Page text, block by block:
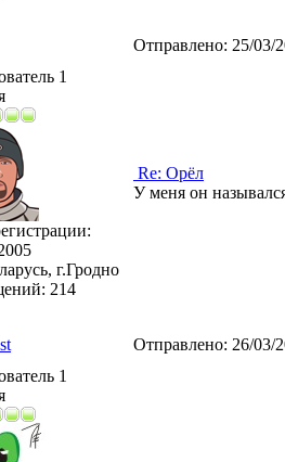
Отправлено: 25/03/
1
г.Гродно
214
Re: Орёл
У меня он
Отправлено: 26/03/
1